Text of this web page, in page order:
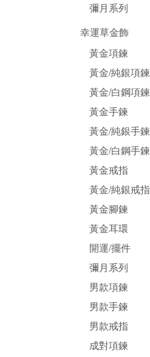
彌月系列
幸運草金飾
黃金項鍊
黃金/純銀項鍊
黃金/白鋼項鍊
黃金手鍊
黃金/純銀手鍊
黃金/白鋼手鍊
黃金戒指
黃金/純銀戒指
黃金腳鍊
黃金耳環
開運/擺件
彌月系列
男款項鍊
男款手鍊
男款戒指
成對項鍊